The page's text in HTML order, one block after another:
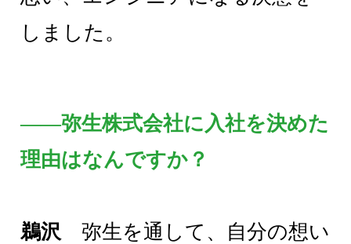
しました。
――弥生株式会社に入社を決めた
理由はなんですか？
鵜沢 弥生を通して、自分の想い